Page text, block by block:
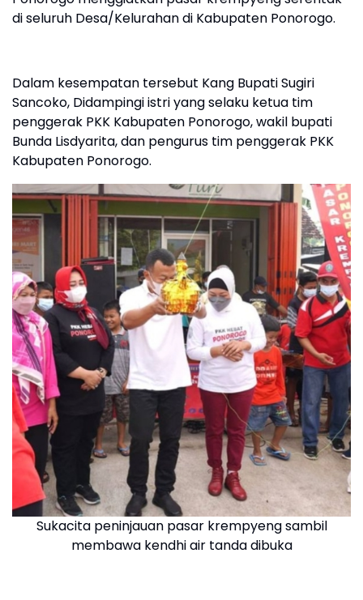
di seluruh Desa/Kelurahan di Kabupaten Ponorogo.
Dalam kesempatan tersebut Kang Bupati Sugiri
Sancoko, Didampingi istri yang selaku ketua tim
penggerak PKK Kabupaten Ponorogo, wakil bupati
Bunda Lisdyarita, dan pengurus tim penggerak PKK
Kabupaten Ponorogo.
Sukacita peninjauan pasar krempyeng sambil
membawa kendhi air tanda dibuka